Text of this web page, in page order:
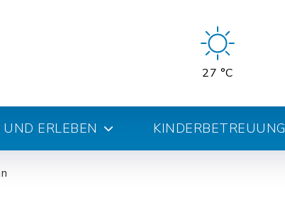
27 °C
ERLEBEN KINDERBETREUUNG